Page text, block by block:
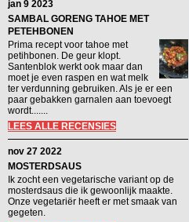
jan 9 2023
SAMBAL GORENG TAHOE MET
PETEHBONEN
Prima recept voor tahoe met
petihbonen. De geur klopt.
Santenblok werkt ook maar dan
moet je even raspen en wat melk
ter verdunning gebruiken. Als je er een
paar gebakken garnalen aan toevoegt
wordt.......
LEES ALLE RECENSIES
nov 27 2022
MOSTERDSAUS
Ik zocht een vegetarische variant op de
mosterdsaus die ik gewoonlijk maakte.
Onze vegetariër heeft er met smaak van
gegeten.